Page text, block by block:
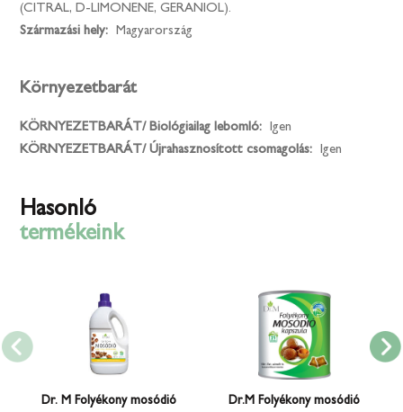
(CITRAL, D-LIMONENE, GERANIOL).
Származási hely:
Magyarország
Környezetbarát
KÖRNYEZETBARÁT/ Biológiailag lebomló:
Igen
KÖRNYEZETBARÁT/ Újrahasznosított csomagolás:
Igen
Hasonló
termékeink
Dr. M Folyékony mosódió
Dr.M Folyékony mosódió